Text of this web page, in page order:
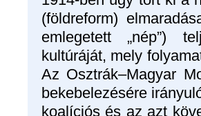
(földreform)
emlegetett „nép”)
kultúráját, mely
Az Osztrák–Magyar
bekebelezésére
koalíciós és az azt